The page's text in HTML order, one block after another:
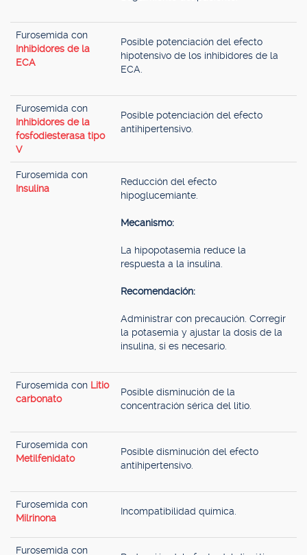
Furosemida con
Inhibidores de la
ECA
Posible potenciación del efecto
hipotensivo de los inhibidores de la
ECA.
Furosemida con
Inhibidores de la
fosfodiesterasa tipo
V
Posible potenciación del efecto
antihipertensivo.
Furosemida con
Insulina
Reducción del efecto
hipoglucemiante.
Mecanismo:
La hipopotasemia reduce la
respuesta a la insulina.
Recomendación:
Administrar con precaución. Corregir
la potasemia y ajustar la dosis de la
insulina, si es necesario.
Furosemida con Litio
carbonato
Posible disminución de la
concentración sérica del litio.
Furosemida con
Metilfenidato
Posible disminución del efecto
antihipertensivo.
Furosemida con
Milrinona
Incompatibilidad química.
Furosemida con